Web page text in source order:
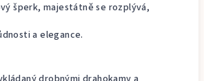
šperk, majestátně se rozplývá,
a elegance.